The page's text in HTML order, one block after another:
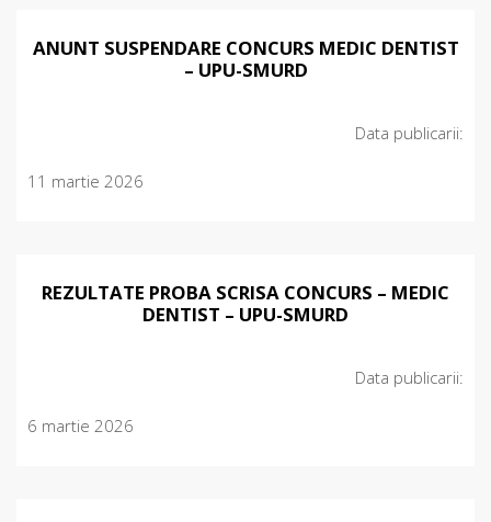
ANUNT SUSPENDARE CONCURS MEDIC DENTIST
– UPU-SMURD
Data publicarii:
11 martie 2026
REZULTATE PROBA SCRISA CONCURS – MEDIC
DENTIST – UPU-SMURD
Data publicarii:
6 martie 2026